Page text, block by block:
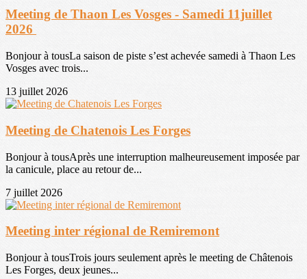
Meeting de Thaon Les Vosges - Samedi 11juillet
2026
Bonjour à tousLa saison de piste s’est achevée samedi à Thaon Les
Vosges avec trois...
13 juillet 2026
Meeting de Chatenois Les Forges
Bonjour à tousAprès une interruption malheureusement imposée par
la canicule, place au retour de...
7 juillet 2026
Meeting inter régional de Remiremont
Bonjour à tousTrois jours seulement après le meeting de Châtenois
Les Forges, deux jeunes...